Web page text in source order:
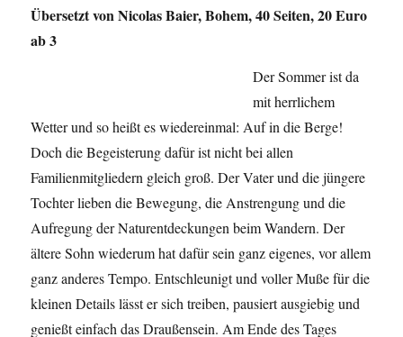
Übersetzt von Nicolas Baier, Bohem, 40 Seiten, 20 Euro
ab 3
Der Sommer ist da
mit herrlichem
Wetter und so heißt es wiedereinmal: Auf in die Berge!
Doch die Begeisterung dafür ist nicht bei allen
Familienmitgliedern gleich groß. Der Vater und die jüngere
Tochter lieben die Bewegung, die Anstrengung und die
Aufregung der Naturentdeckungen beim Wandern. Der
ältere Sohn wiederum hat dafür sein ganz eigenes, vor allem
ganz anderes Tempo. Entschleunigt und voller Muße für die
kleinen Details lässt er sich treiben, pausiert ausgiebig und
genießt einfach das Draußensein. Am Ende des Tages